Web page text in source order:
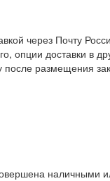
через Почту
опции доставки в
после размещения
наличными